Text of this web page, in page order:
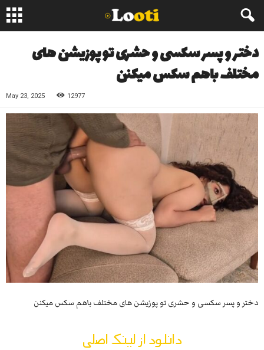
دختر و پسر سکسی و حشری تو پوزیشن های
مختلف باهم سکس میکنن
May 23, 2025 12977
دختر و پسر سکسی و حشری تو پوزیشن های مختلف باهم سکس میکنن
دانلود از لینک اصلی